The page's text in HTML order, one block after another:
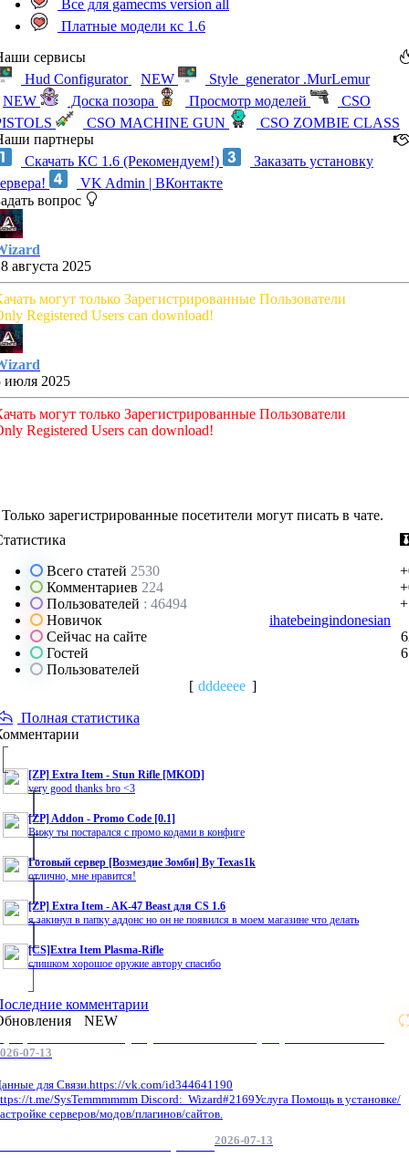
Все для gamecms version all
Платные модели кс 1.6
сервисы
Hud Configurator
NEW
Style_generator .MurLemur
NEW
Доска позора Просмотр моделей
CSO
CSO MACHINE GUN
CSO ZOMBIE CLASS
партнеры
Скачать КС 1.6 (Рекомендуем!)
Заказать установку
VK Admin | ВКонтакте
вопрос
августа 2025
могут только Зарегистрированные Пользователи
Registered Users can download!
июля 2025
могут только Зарегистрированные Пользователи
Registered Users can download!
Только зарегистрированные посетители могут писать в чате.
Всего статей 2530
Комментариев 224
Пользователей : 46494
Новичок
ihatebeingindonesian
Сейчас на сайте
Гостей
Пользователей
[ dddeeee ]
Полная статистика
[ZP] Extra Item - Stun Rifle [MKOD]
very good thanks bro <3
[ZP] Addon - Promo Code [0.1]
Вижу ты постарался с промо кодами в конфиге
Готовый сервер [Возмездие Зомби] By Texas1k
отлично, мне нравится!
[ZP] Extra Item - AK-47 Beast для CS 1.6
я закинул в папку аддонс но он не появился в моем магазине что делать
[CS]Extra Item Plasma-Rifle
слишком хорошое оружие автору спасибо
комментарии
NEW
07-13
для Связи.https://vk.com/id344641190
t.me/SysTemmmmmm Discord: Wizard#2169Услуга Помощь в установке/
серверов/модов/плагинов/сайтов.
2026-07-13